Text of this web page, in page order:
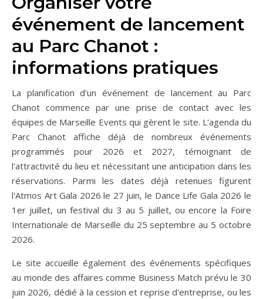
événement de lancement
au Parc Chanot :
informations pratiques
La planification d'un événement de lancement au Parc
Chanot commence par une prise de contact avec les
équipes de Marseille Events qui gèrent le site. L'agenda du
Parc Chanot affiche déjà de nombreux événements
programmés pour 2026 et 2027, témoignant de
l'attractivité du lieu et nécessitant une anticipation dans les
réservations. Parmi les dates déjà retenues figurent
l'Atmos Art Gala 2026 le 27 juin, le Dance Life Gala 2026 le
1er juillet, un festival du 3 au 5 juillet, ou encore la Foire
Internationale de Marseille du 25 septembre au 5 octobre
2026.
Le site accueille également des événements spécifiques
au monde des affaires comme Business Match prévu le 30
juin 2026, dédié à la cession et reprise d'entreprise, ou les